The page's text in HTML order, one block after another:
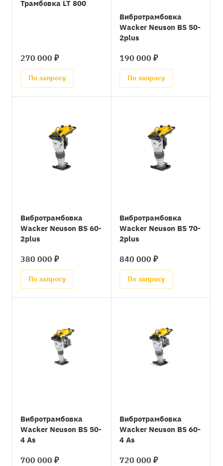
Трамбовка LT 800
270 000 ₽
По запросу
Вибротрамбовка
Wacker Neuson BS 50-
2plus
190 000 ₽
По запросу
Вибротрамбовка
Wacker Neuson BS 60-
2plus
380 000 ₽
По запросу
Вибротрамбовка
Wacker Neuson BS 70-
2plus
840 000 ₽
По запросу
Вибротрамбовка
Wacker Neuson BS 50-
4 As
700 000 ₽
Вибротрамбовка
Wacker Neuson BS 60-
4 As
720 000 ₽